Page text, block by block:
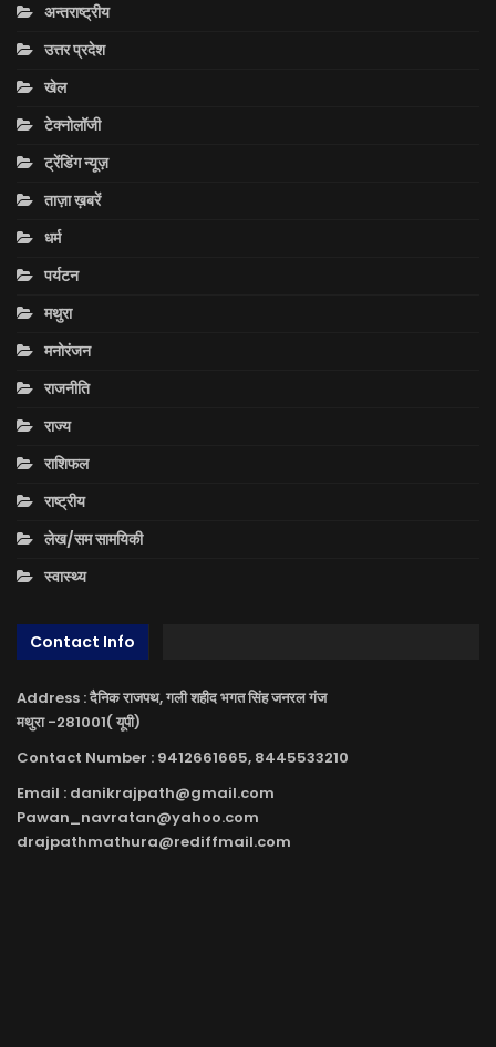
अन्तराष्ट्रीय
उत्तर प्रदेश
खेल
टेक्नोलॉजी
ट्रेंडिंग न्यूज़
ताज़ा ख़बरें
धर्म
पर्यटन
मथुरा
मनोरंजन
राजनीति
राज्य
राशिफल
राष्ट्रीय
लेख/सम सामयिकी
स्वास्थ्य
Contact Info
Address : दैनिक राजपथ, गली शहीद भगत सिंह जनरल गंज
मथुरा -281001( यूपी)
Contact Number : 9412661665, 8445533210
Email : danikrajpath@gmail.com
Pawan_navratan@yahoo.com
drajpathmathura@rediffmail.com